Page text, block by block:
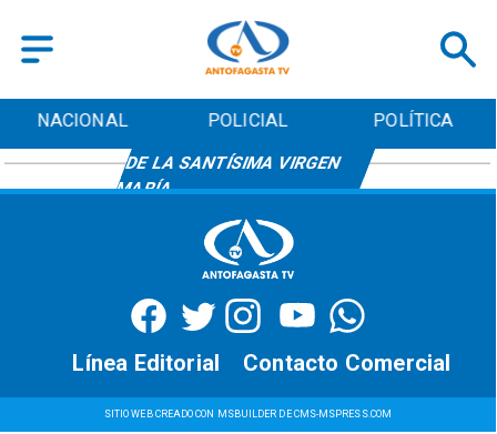
NACIONAL POLICIAL POLÍTICA
DE LA SANTÍSIMA VIRGEN
MARÍA
SITIO WEB CREADO CON MSBUILDER DE CMS-MSPRESS.COM
Contacto Comercial
Línea Editorial